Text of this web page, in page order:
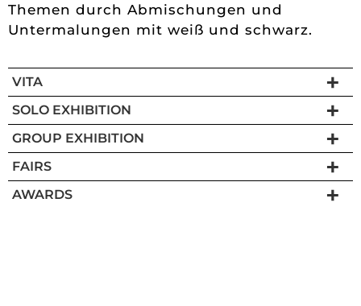
Themen durch Abmischungen und
Untermalungen mit weiß und schwarz.
VITA
SOLO EXHIBITION
GROUP EXHIBITION
FAIRS
AWARDS